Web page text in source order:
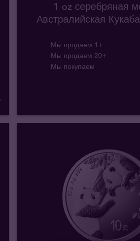
1 oz серебряная
Австралийская
Мы продаем 1+
Мы продаем 20+
Мы покупаем